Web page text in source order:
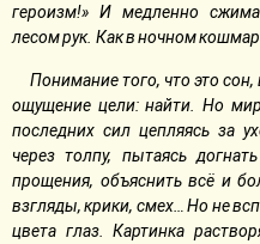
героизм!» И медленно
лесом рук. Как в ночном
Понимание того, что это
ощущение цели: найти. Но
последних сил цепляясь за
через толпу, пытаясь
прощения, объяснить всё и
взгляды, крики, смех… Но не
цвета глаз. Картинка